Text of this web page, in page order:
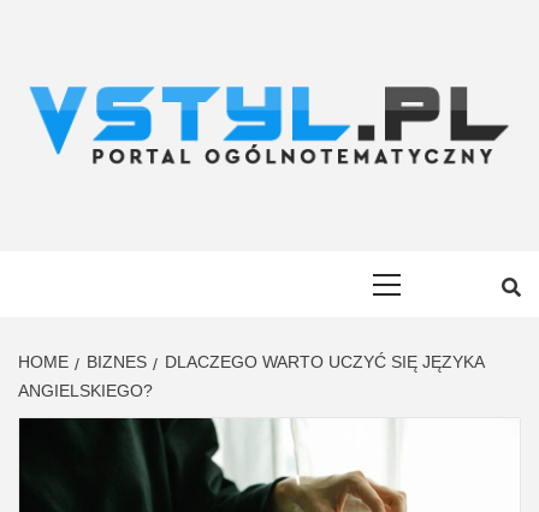
HOME BIZNES
DLACZEGO WARTO UCZYĆ SIĘ JĘZYKA
ANGIELSKIEGO?